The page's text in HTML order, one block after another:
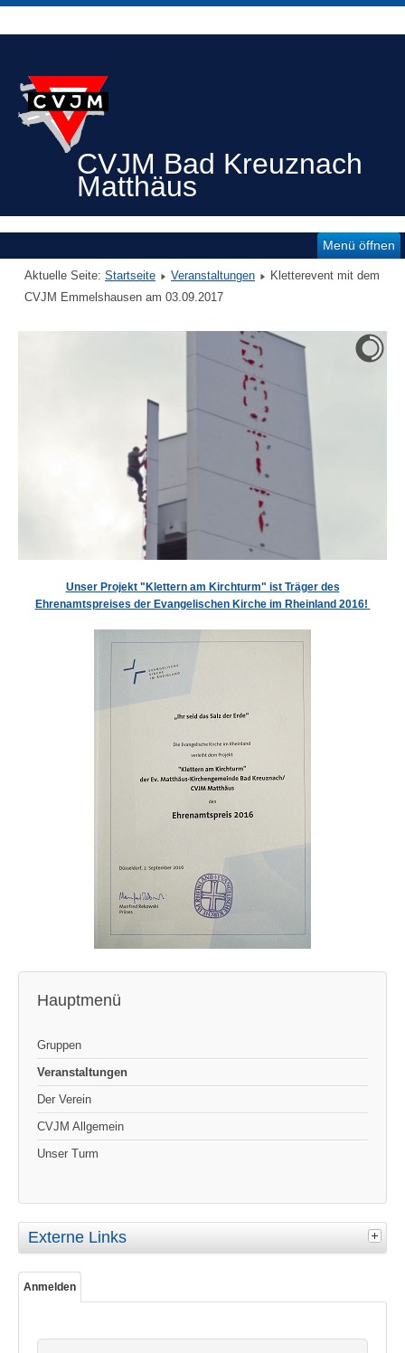
CVJM Bad Kreuznach
Matthäus
Menü öffnen
Aktuelle Seite: Startseite Veranstaltungen
Kletterevent mit dem
CVJM Emmelshausen am 03.09.2017
Unser Projekt "Klettern am Kirchturm" ist Träger des
Ehrenamtspreises der Evangelischen Kirche im Rheinland 2016!
Hauptmenü
Gruppen
Veranstaltungen
Der Verein
CVJM Allgemein
Unser Turm
Externe Links
Anmelden